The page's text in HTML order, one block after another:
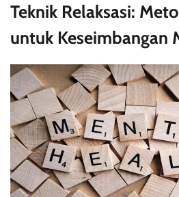
Teknik Relaksasi:
untuk Keseimbangan